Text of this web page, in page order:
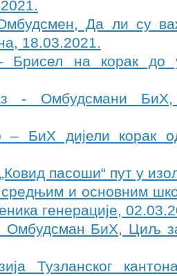
Да ли су
18.03.2021.
на корак до
- Омбудсмани БиХ,
БиХ дијели корак
пасоши“ пут у
и основним
генерације,
Омбудсман БиХ, Циљ
Тузланског